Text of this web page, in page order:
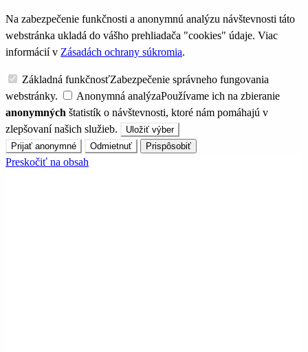
Na zabezpečenie funkčnosti a anonymnú analýzu návštevnosti táto
webstránka ukladá do vášho prehliadača "cookies" údaje. Viac
informácií v Zásadách ochrany súkromia.
Základná funkčnosťZabezpečenie správneho fungovania
webstránky.
Anonymná analýzaPoužívame ich na zbieranie
anonymných štatistík o návštevnosti, ktoré nám pomáhajú v
zlepšovaní našich služieb.
Uložiť výber
Prijať anonymné
Odmietnuť Prispôsobiť
Preskočiť na obsah